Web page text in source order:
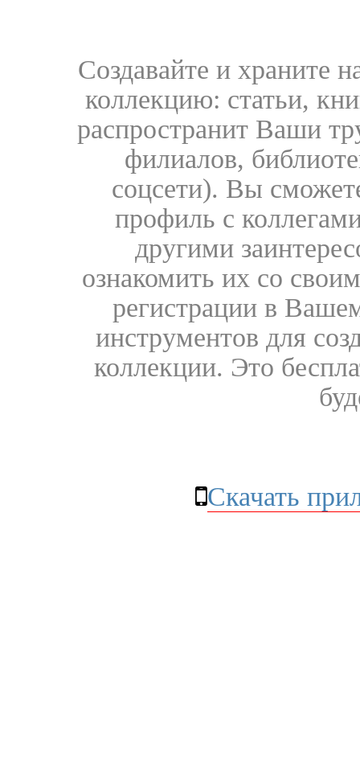
Создавайте и храните
коллекцию: статьи,
распространит Ваши
филиалов,
соцсети). Вы
профиль с
другими
ознакомить их со
регистрации в
инструментов для
коллекции. Это
Скачать